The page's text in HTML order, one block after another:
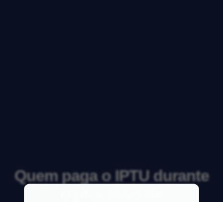
Quem paga o IPTU durante